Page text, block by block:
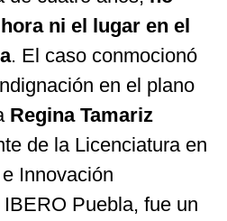
ni el lugar en el
. El caso conmocionó
en el plano
Regina Tamariz
de la Licenciatura en
Innovación
Puebla, fue un